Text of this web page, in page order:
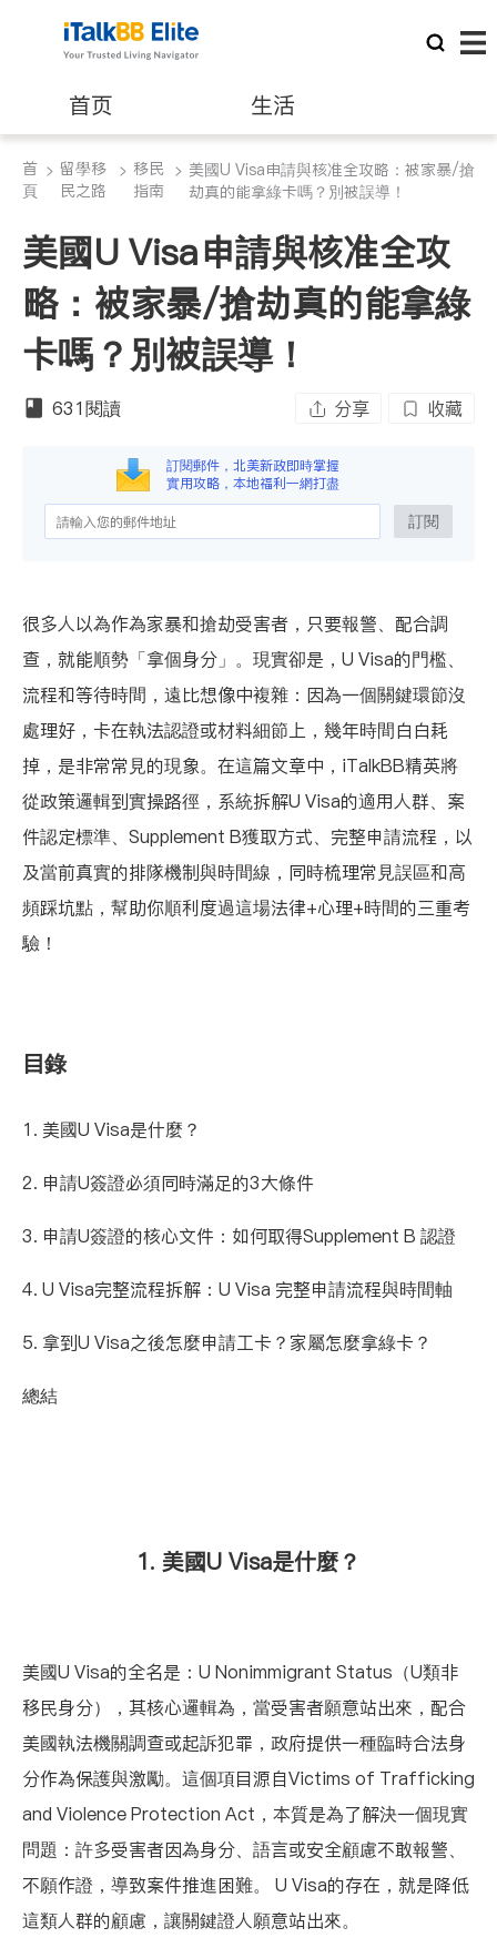
首页 生活
醫生 律師
保險理財 房地產租售
建築裝修 教育
養老 非盈利組織
首
頁
> 留學移
民之路
> 移民
指南
> 美國U Visa申請與核准全攻略：被家暴/搶
劫真的能拿綠卡嗎？別被誤導！
美國U Visa申請與核准全攻
略：被家暴/搶劫真的能拿綠
卡嗎？別被誤導！
631閱讀 分享 收藏
訂閱郵件，北美新政即時掌握
實用攻略，本地福利一網打盡
訂閱
很多人以為作為家暴和搶劫受害者，只要報警、配合調
查，就能順勢「拿個身分」。現實卻是，U Visa的門檻、
流程和等待時間，遠比想像中複雜：因為一個關鍵環節沒
處理好，卡在執法認證或材料細節上，幾年時間白白耗
掉，是非常常見的現象。在這篇文章中，iTalkBB精英將
從政策邏輯到實操路徑，系統拆解U Visa的適用人群、案
件認定標準、Supplement B獲取方式、完整申請流程，以
及當前真實的排隊機制與時間線，同時梳理常見誤區和高
頻踩坑點，幫助你順利度過這場法律+心理+時間的三重考
驗！
目錄
1. 美國U Visa是什麼？
2. 申請U簽證必須同時滿足的3大條件
3. 申請U簽證的核心文件：如何取得Supplement B 認證
4. U Visa完整流程拆解：U Visa 完整申請流程與時間軸
5. 拿到U Visa之後怎麼申請工卡？家屬怎麼拿綠卡？
總結
1. 美國U Visa是什麼？
美國U Visa的全名是：U Nonimmigrant Status（U類非
移民身分），其核心邏輯為，當受害者願意站出來，配合
美國執法機關調查或起訴犯罪，政府提供一種臨時合法身
分作為保護與激勵。這個項目源自Victims of Trafficking
and Violence Protection Act ，本質是為了解決一個現實
問題：許多受害者因為身分、語言或安全顧慮不敢報警、
不願作證，導致案件推進困難。 U Visa的存在，就是降低
這類人群的顧慮，讓關鍵證人願意站出來。